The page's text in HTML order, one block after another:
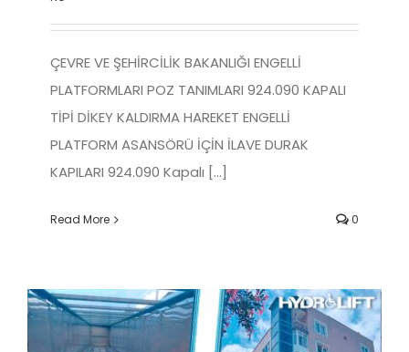
ÇEVRE VE ŞEHİRCİLİK BAKANLIĞI ENGELLİ
PLATFORMLARI POZ TANIMLARI 924.090 KAPALI
TİPİ DİKEY KALDIRMA HAREKET ENGELLİ
PLATFORM ASANSÖRÜ İÇİN İLAVE DURAK
KAPILARI 924.090 Kapalı [...]
Read More 0